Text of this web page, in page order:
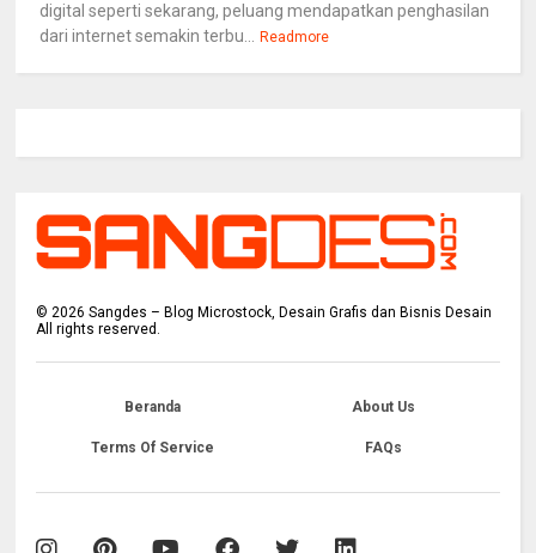
digital seperti sekarang, peluang mendapatkan penghasilan
dari internet semakin terbu... Readmore
©2026 Sangdes – Blog Microstock, Desain Grafis dan Bisnis Desain
All rights reserved.
Beranda About Us
Terms Of Service FAQs